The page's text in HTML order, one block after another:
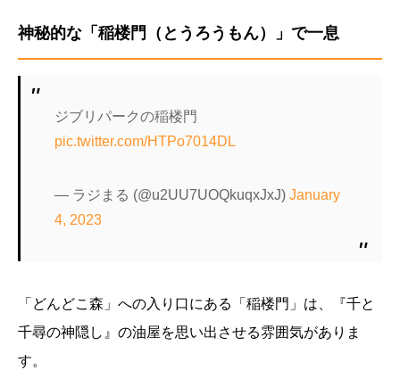
神秘的な「稲楼門（とうろうもん）」で一息
ジブリパークの稲楼門
pic.twitter.com/HTPo7014DL
— ラジまる (@u2UU7UOQkuqxJxJ)January
4, 2023
「どんどこ森」への入り口にある「稲楼門」は、『千と
千尋の神隠し』の油屋を思い出させる雰囲気がありま
す。